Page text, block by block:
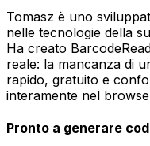
Tomasz è uno
nelle tecnologie della
Ha creato
reale: la mancanza di
rapido, gratuito e
interamente nel
Pronto a generare